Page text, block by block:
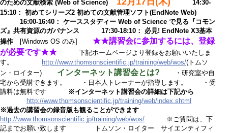
のための文献検索 (Web of Science)
14:30-
15:10： 初めてシリーズ2 初めての文献管理ソフト(EndNote Web)
16:00-16:40： ケーススタディー Web of Science で見る『コモン
ズ』共有資源のガバナンス 17:30-18:10： 必見! EndNote X3基本
操作 [Windows OS のみ] ★★講習会に参加するには、登録
が必要です★★ 下記ホームページより登録をお願いいたしま
す。
http://www.thomsonscientific.jp/training/web/wos/(トムソ
ン・ロイター) インターネット講習会とは? ・研究室や自
宅から受講できます。 ・日本人トレーナーが指導します。 ・受
講料は無料です
※インターネット講習会の詳細は下記から
http://www.thomsonscientific.jp/training/web/index.shtml
※過去の講習会の録音版も観ることができます
http://www.thomsonscientific.jp/training/web/wos/ ※ご質問は、下
記までお願い致します トムソン・ロイター サイエンティフィ